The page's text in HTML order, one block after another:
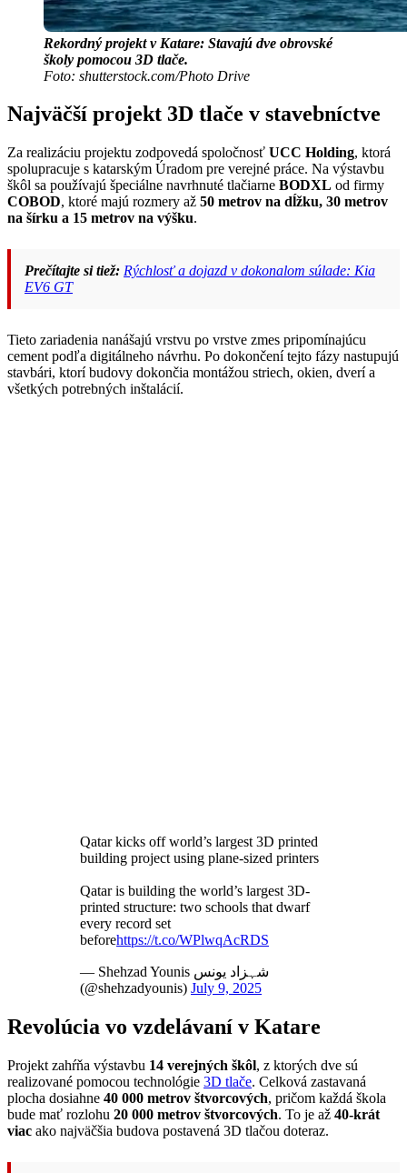
Rekordný projekt v Katare: Stavajú dve obrovské
školy pomocou 3D tlače.
Foto: shutterstock.com/Photo Drive
Najväčší projekt 3D tlače v stavebníctve
Za realizáciu projektu zodpovedá spoločnosť UCC Holding, ktorá
spolupracuje s katarským Úradom pre verejné práce. Na výstavbu
škôl sa používajú špeciálne navrhnuté tlačiarne BODXL od firmy
COBOD, ktoré majú rozmery až 50 metrov na dĺžku, 30 metrov
na šírku a 15 metrov na výšku.
Prečítajte si tiež: Rýchlosť a dojazd v dokonalom súlade: Kia
EV6 GT
Tieto zariadenia nanášajú vrstvu po vrstve zmes pripomínajúcu
cement podľa digitálneho návrhu. Po dokončení tejto fázy nastupujú
stavbári, ktorí budovy dokončia montážou striech, okien, dverí a
všetkých potrebných inštalácií.
Qatar kicks off world’s largest 3D printed
building project using plane-sized printers
Qatar is building the world’s largest 3D-
printed structure: two schools that dwarf
every record set
beforehttps://t.co/WPlwqAcRDS
— Shehzad Younis شہزاد یونس
(@shehzadyounis) July 9, 2025
Revolúcia vo vzdelávaní v Katare
Projekt zahŕňa výstavbu 14 verejných škôl, z ktorých dve sú
realizované pomocou technológie 3D tlače. Celková zastavaná
plocha dosiahne 40 000 metrov štvorcových, pričom každá škola
bude mať rozlohu 20 000 metrov štvorcových. To je až 40-krát
viac ako najväčšia budova postavená 3D tlačou doteraz.